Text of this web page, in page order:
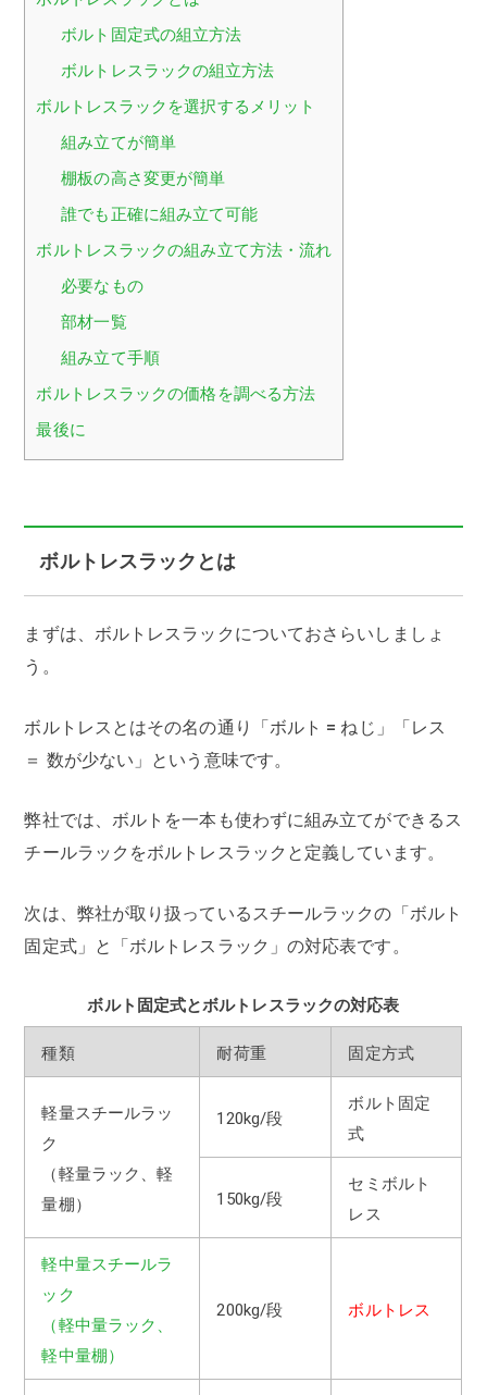
ボルト固定式の組立方法
ボルトレスラックの組立方法
ボルトレスラックを選択するメリット
組み立てが簡単
棚板の高さ変更が簡単
誰でも正確に組み立て可能
ボルトレスラックの組み立て方法・流れ
必要なもの
部材一覧
組み立て手順
ボルトレスラックの価格を調べる方法
最後に
ボルトレスラックとは
まずは、ボルトレスラックについておさらいしましょ
う。
ボルトレスとはその名の通り「ボルト = ねじ」「レス
＝ 数が少ない」という意味です。
弊社では、ボルトを一本も使わずに組み立てができるス
チールラックをボルトレスラックと定義しています。
次は、弊社が取り扱っているスチールラックの「ボルト
固定式」と「ボルトレスラック」の対応表です。
ボルト固定式とボルトレスラックの対応表
種類 耐荷重 固定方式
軽量スチールラッ
ク
（軽量ラック、軽
量棚）
120kg/段
ボルト固定
式
150kg/段
セミボルト
レス
軽中量スチールラ
ック
（軽中量ラック、
軽中量棚）
200kg/段 ボルトレス